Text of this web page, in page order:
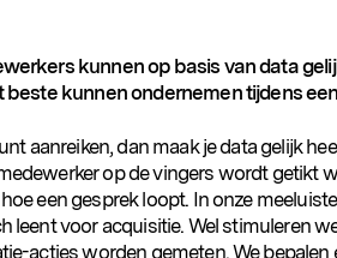
kunnen op basis van data
beste kunnen ondernemen tijdens
aanreiken, dan maak je data gelijk
op de vingers wordt getikt
een gesprek loopt. In onze
leent voor acquisitie. Wel stimuleren
acties worden gemeten. We bepalen